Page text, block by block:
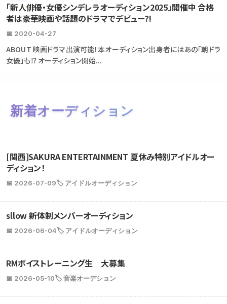
「新人俳優・女優シンデレラオーディション2025」開催中 合格
者は豪華映画や話題のドラマでデビュー?!
📅 2020-04-27
ABOUT 映画ドラマ出演可能！本オーディション出身者にはあの「朝ドラ
女優」も⁉ オーディション開始...
新着オーディション
[関西]SAKURA ENTERTAINMENT 夏休み特別アイドルオー
ディション！
📅 2026-07-09🏷️ アイドルオーディション
sllow 新体制メンバーオーディション
📅 2026-06-04🏷️ アイドルオーディション
RMボイストレーニング生 大募集
📅 2026-05-10🏷️ 音楽オーデション